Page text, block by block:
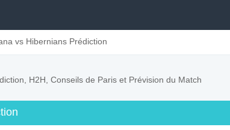
vs Hibernians Prédiction
H2H, Conseils de Paris et Prévision du Match